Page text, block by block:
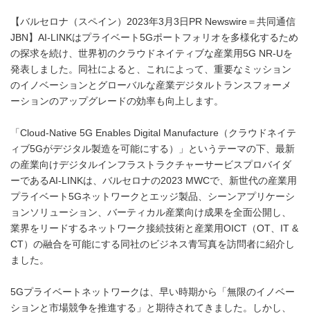
【バルセロナ（スペイン）2023年3月3日PR Newswire＝共同通信
JBN】AI-LINKはプライベート5Gポートフォリオを多様化するため
の探求を続け、世界初のクラウドネイティブな産業用5G NR-Uを
発表しました。同社によると、これによって、重要なミッション
のイノベーションとグローバルな産業デジタルトランスフォーメ
ーションのアップグレードの効率も向上します。
「Cloud-Native 5G Enables Digital Manufacture（クラウドネイテ
ィブ5Gがデジタル製造を可能にする）」というテーマの下、最新
の産業向けデジタルインフラストラクチャーサービスプロバイダ
ーであるAI-LINKは、バルセロナの2023 MWCで、新世代の産業用
プライベート5Gネットワークとエッジ製品、シーンアプリケーシ
ョンソリューション、バーティカル産業向け成果を全面公開し、
業界をリードするネットワーク接続技術と産業用OICT（OT、IT &
CT）の融合を可能にする同社のビジネス青写真を訪問者に紹介し
ました。
5Gプライベートネットワークは、早い時期から「無限のイノベー
ションと市場競争を推進する」と期待されてきました。しかし、